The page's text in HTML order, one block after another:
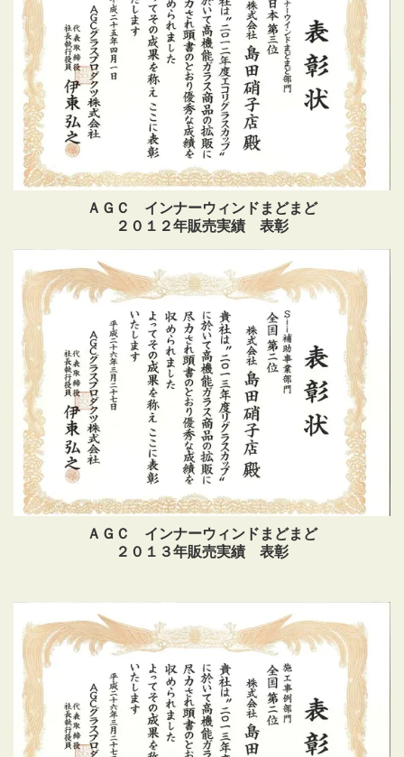
ＡＧＣ インナーウィンドまどまど
２０１２年販売実績 表彰
ＡＧＣ インナーウィンドまどまど
２０１３年販売実績 表彰